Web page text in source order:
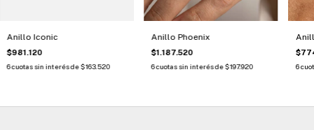
Anillo Iconic
$981.120
6cuotas sin interés de$163.520
Anillo Phoenix
$1.187.520
6cuotas sin interés de$197.920
6